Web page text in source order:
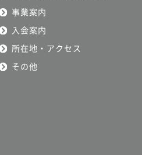
事業案内
入会案内
所在地・アクセス
その他